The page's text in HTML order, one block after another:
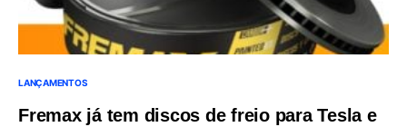
LANÇAMENTOS
Fremax já tem discos de freio para Tesla e